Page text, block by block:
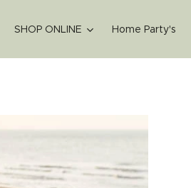
SHOP ONLINE Home Party's